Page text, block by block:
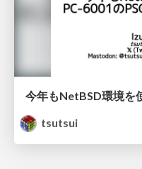
tsutsui